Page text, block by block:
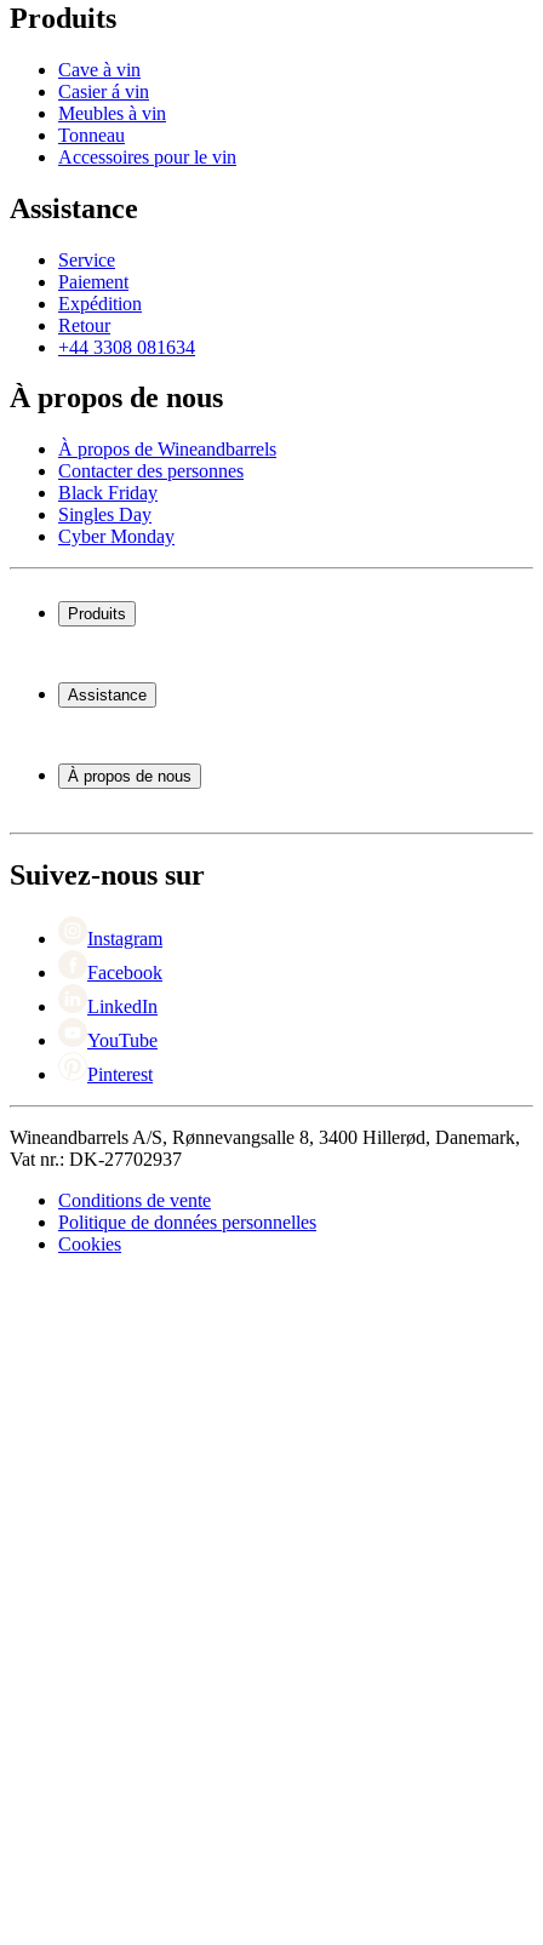
Produits
Cave à vin
Casier á vin
Meubles à vin
Tonneau
Accessoires pour le vin
Assistance
Service
Paiement
Expédition
Retour
+44 3308 081634
À propos de nous
À propos de Wineandbarrels
Contacter des personnes
Black Friday
Singles Day
Cyber Monday
Produits
Casier á vin
Meubles à vin
Assistance
Paiement
Expédition
+44 3308 081634
À propos de nous
Black Friday
Singles Day
Suivez-nous sur
Instagram
Facebook
LinkedIn
YouTube
Pinterest
Wineandbarrels A/S, Rønnevangsalle 8, 3400 Hillerød, Danemark,
Vat nr.: DK-27702937
Conditions de vente
Politique de données personnelles
Cookies